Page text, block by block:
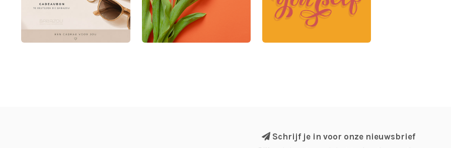
Schrijf je in voor onze nieuwsbrief